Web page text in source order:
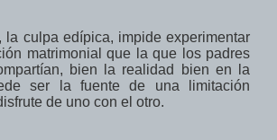
la culpa edípica, impide experimentar
matrimonial que la que los padres
bien la realidad bien en la
ser la fuente de una
limitación
de uno con el otro.